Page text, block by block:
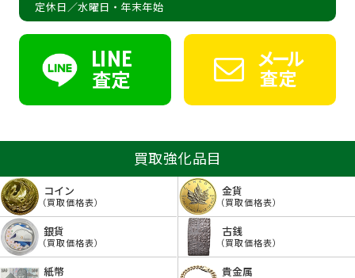
定休日／水曜日・年末年始
LINE
査定
メール
査定
買取強化品目
コイン
（買取価格表）
金貨
（買取価格表）
銀貨
（買取価格表）
古銭
（買取価格表）
紙幣 貴金属